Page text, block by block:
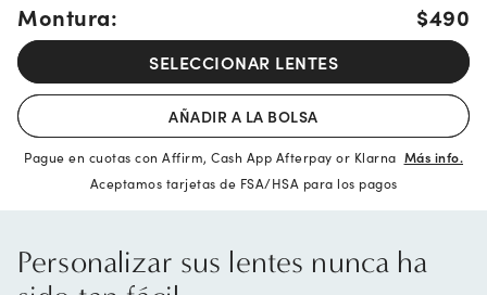
Montura: $490
SELECCIONAR LENTES
AÑADIR A LA BOLSA
Pague en cuotas con Affirm, Cash App Afterpay or Klarna Más info.
Aceptamos tarjetas de FSA/HSA para los pagos
Personalizar sus lentes nunca ha